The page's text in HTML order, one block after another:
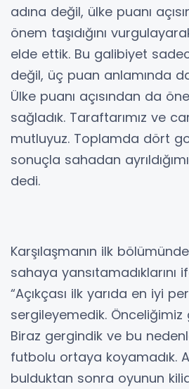
adına değil, ülke puanı
önem taşıdığını
elde ettik. Bu galibiyet
değil, üç puan anlamında
Ülke puanı açısından da
sağladık. Taraftarımız ve
mutluyuz. Toplamda dört
sonuçla sahadan
dedi.
Karşılaşmanın ilk
sahaya yansıtamadıklarını
“Açıkçası ilk yarıda en iyi
sergileyemedik.
Biraz gergindik ve bu
futbolu ortaya koyamadık.
bulduktan sonra oyunun